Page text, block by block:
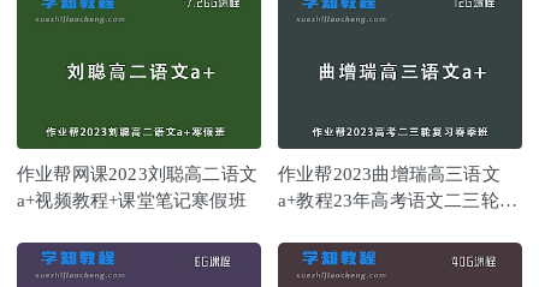
作业帮网课2023刘聪高二语文
a+视频教程+课堂笔记寒假班
作业帮2023曲增瑞高三语文
a+教程23年高考语文二三轮复